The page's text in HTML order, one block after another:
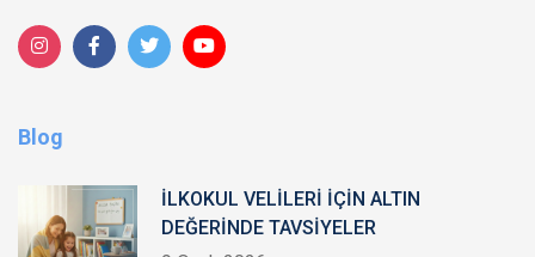
Blog
İLKOKUL VELİLERİ İÇİN ALTIN
DEĞERİNDE TAVSİYELER